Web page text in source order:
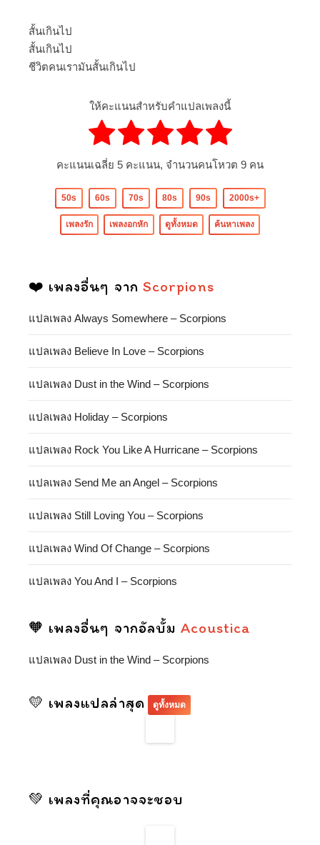
สั้นเกินไป
สั้นเกินไป
ชีวิตคนเรามันสั้นเกินไป
ให้คะแนนสำหรับคำแปลเพลงนี้
คะแนนเฉลี่ย 5 คะแนน, จำนวนคนโหวต 9 คน
50s 60s 70s 80s 90s 2000s+
เพลงรัก เพลงอกหัก ดูทั้งหมด ค้นหาเพลง
❤️ เพลงอื่นๆ จาก Scorpions
แปลเพลง Always Somewhere – Scorpions
แปลเพลง Believe In Love – Scorpions
แปลเพลง Dust in the Wind – Scorpions
แปลเพลง Holiday – Scorpions
แปลเพลง Rock You Like A Hurricane – Scorpions
แปลเพลง Send Me an Angel – Scorpions
แปลเพลง Still Loving You – Scorpions
แปลเพลง Wind Of Change – Scorpions
แปลเพลง You And I – Scorpions
🧡 เพลงอื่นๆ จากอัลบั้ม Acoustica
แปลเพลง Dust in the Wind – Scorpions
💛 เพลงแปลล่าสุด ดูทั้งหมด
💚 เพลงที่คุณอาจจะชอบ